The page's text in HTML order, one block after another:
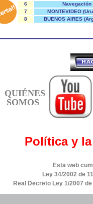
6
Navegación
7
MONTEVIDEO
8
BUENOS AIRES
QUIÉNES
SOMOS
Política y
Esta web
Ley 34/2002 de
Real Decreto Ley 1/2007